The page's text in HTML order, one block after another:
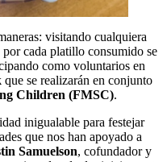
visitando cualquiera
cada platillo consumido se
como voluntarios en
que se realizarán en conjunto
Children (FMSC).
inigualable para festejar
que nos han apoyado a
Samuelson, cofundador y